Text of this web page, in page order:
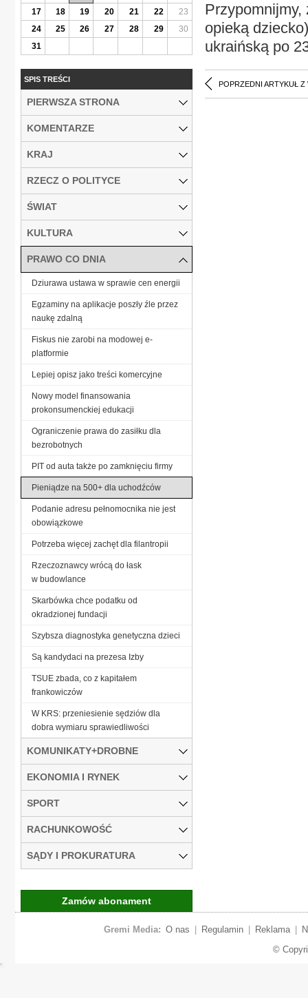
opieką
ukraińską po
POPRZEDNI ARTYKUŁ Z
17
18 19 20 21 22
23
24
25 26 27 28 29
30
31
SPIS TREŚCI
PIERWSZA STRONA
KOMENTARZE
KRAJ
RZECZ O POLITYCE
ŚWIAT
KULTURA
PRAWO CO DNIA
Dziurawa ustawa w sprawie cen energii
Egzaminy na aplikacje poszły źle przez
naukę zdalną
Fiskus nie zarobi na modowej e-
platformie
Lepiej opisz jako treści komercyjne
Nowy model finansowania
prokonsumenckiej edukacji
Ograniczenie prawa do zasiłku dla
bezrobotnych
PIT od auta także po zamknięciu firmy
Pieniądze na 500+ dla uchodźców
Podanie adresu pełnomocnika nie jest
obowiązkowe
Potrzeba więcej zachęt dla filantropii
Rzeczoznawcy wrócą do łask
w budowlance
Skarbówka chce podatku od
okradzionej fundacji
Szybsza diagnostyka genetyczna dzieci
Są kandydaci na prezesa Izby
TSUE zbada, co z kapitałem
frankowiczów
W KRS: przeniesienie sędziów dla
dobra wymiaru sprawiedliwości
KOMUNIKATY+DROBNE
EKONOMIA I RYNEK
SPORT
RACHUNKOWOŚĆ
SĄDY I PROKURATURA
Zamów abonament
Gremi Media: O nas Regulamin Reklama
©